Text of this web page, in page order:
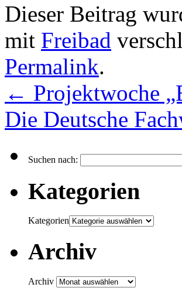
Dieser Beitrag
mit Freibad
Permalink.
← Projektwoche
Die Deutsche
Suchen nach:
Kategorien
Kategorien
Archiv
Archiv